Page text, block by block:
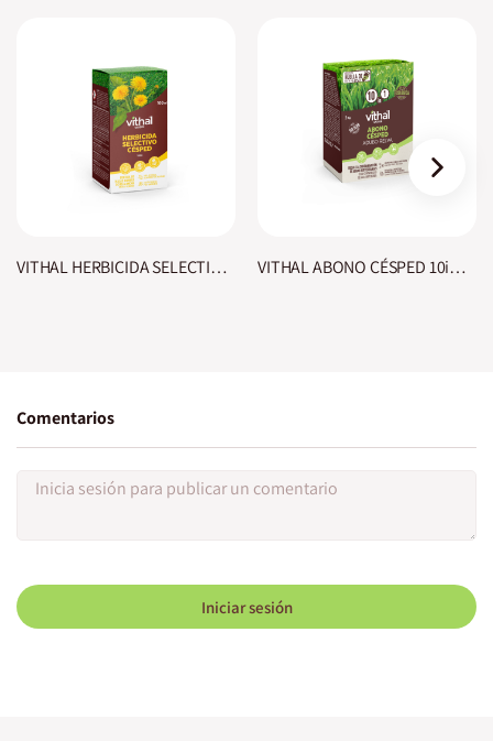
VITHAL HERBICIDA SELECTIVO CÉSPED VITHAL ABONO CÉSPED 10in1 2 Kg
›
Comentarios
Iniciar sesión